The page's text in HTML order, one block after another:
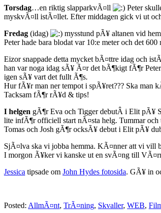
Torsdag…en riktig slapparkvÃ¤ll
Peter
myskvÃ¤ll istÃ¤llet. Efter middagen gick vi ut
Fredag (idag)
mysstund pÃ¥ altanen vid
Peter hade bara blodat var 10:e meter och det
Eizor snappade detta mycket bÃ¤ttre idag och
han var noga idag sÃ¥ Ã¤r det bÃ¶kigt fÃ¶r
igen sÃ¥ vart det fullt Ã¶s.
Hur fÃ¥r man ner tempot i spÃ¥ret??? Ska man
Tacksam fÃ¶r rÃ¥d & tips!
I helgen gÃ¶r Eva och Tigger debutÂ i Elit pÃ¥
lite infÃ¶r officiell start nÃ¤sta helg. Tummar och
Tomas och Josh gÃ¶r ocksÃ¥ debut i Elit pÃ¥
SjÃ¤lva ska vi jobba hemma. KÃ¤nner att vi vill
I morgon Ã¥ker vi kanske ut en svÃ¤ng till
Jessica tipsade om John Hydes fotosida. GÃ¥ in
Posted: AllmÃ¤nt, TrÃ¤ning, Skvaller, WEB,